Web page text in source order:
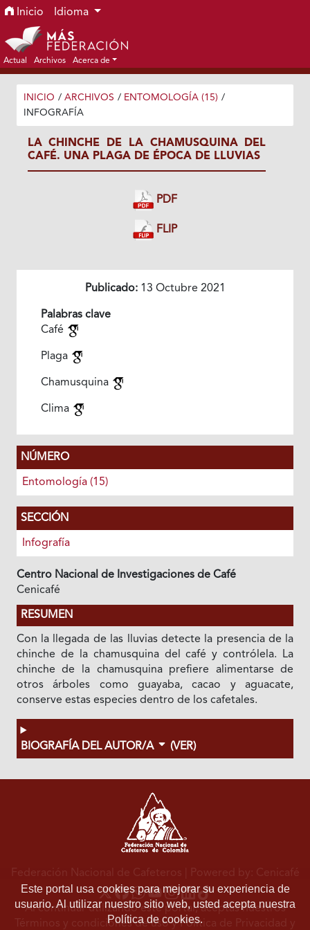
Ir al menú de navegación principal
Ir al contenido principal
Ir al pie de página del sitio
Inicio Idioma
Actual Archivos Acerca de
INICIO / ARCHIVOS / ENTOMOLOGÍA (15) /
INFOGRAFÍA
LA CHINCHE DE LA CHAMUSQUINA DEL
CAFÉ. UNA PLAGA DE ÉPOCA DE LLUVIAS
PDF
FLIP
Publicado:13 Octubre 2021
Palabras clave
Café
Plaga
Chamusquina
Clima
NÚMERO
Entomología (15)
SECCIÓN
Infografía
Centro Nacional de Investigaciones de Café
Cenicafé
RESUMEN
Con la llegada de las lluvias detecte la presencia de la
chinche de la chamusquina del café y contrólela. La
chinche de la chamusquina prefiere alimentarse de
otros árboles como guayaba, cacao y aguacate,
conserve estas especies dentro de los cafetales.
BIOGRAFÍA DEL AUTOR/A (VER)
Este portal usa cookies para mejorar su experiencia de
usuario. Al utilizar nuestro sitio web, usted acepta nuestra
Política de cookies.
Federación Nacional de Cafeteros | Powered by: Cenicafé
Al continuar utilizando este portal, aceptas nuestros
Términos y condiciones de usoyPolítica de Privacidad y